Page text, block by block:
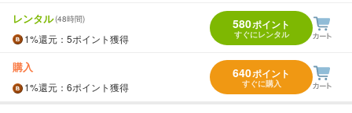
レンタル(48時間)
1%還元 ：5ポイント獲得
580ポイント
すぐにレンタル
購入
1%還元 ：6ポイント獲得
640ポイント
すぐに購入